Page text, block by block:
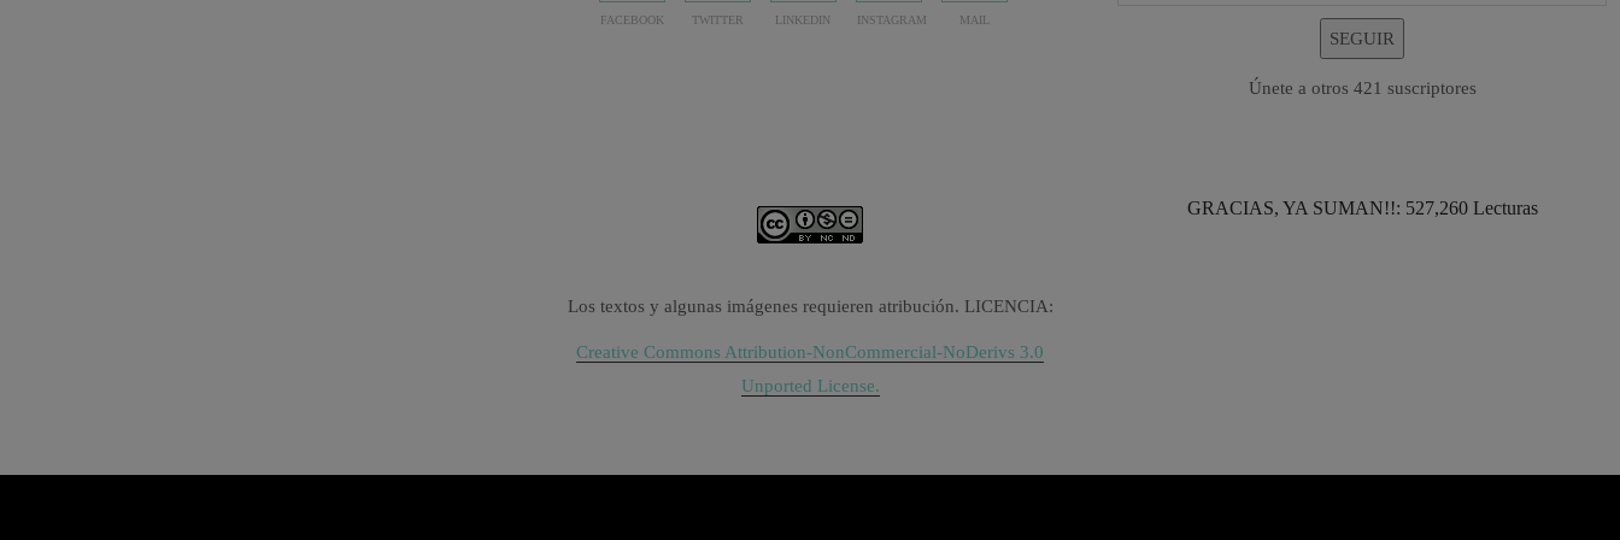
FACEBOOK TWITTER LINKEDIN INSTAGRAM MAIL
Los textos y algunas imágenes requieren atribución. LICENCIA:
Creative Commons Attribution-NonCommercial-NoDerivs 3.0
Unported License.
SEGUIR
Únete a otros 421 suscriptores
GRACIAS, YA SUMAN!!: 527,260 Lecturas